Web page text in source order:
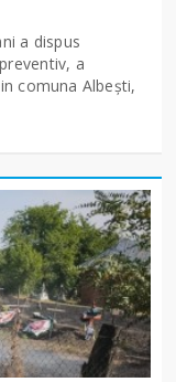
a dispus
a
comuna Albești,